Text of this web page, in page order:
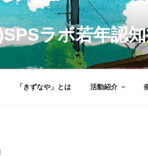
ラボ若年認
「きずなや」とは 活動紹介